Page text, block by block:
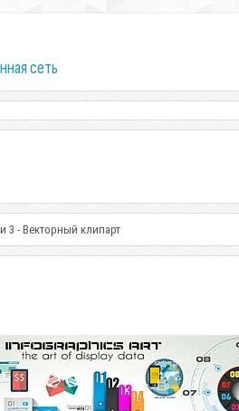
сеть
3 - Векторный клипарт